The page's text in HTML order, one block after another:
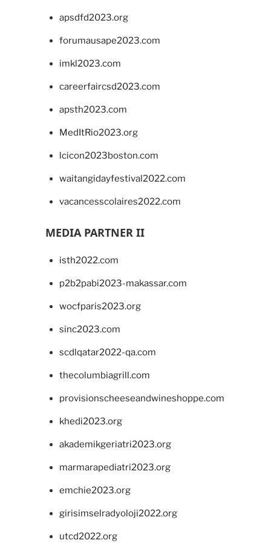
apsdfd2023.org
forumausape2023.com
imkl2023.com
careerfaircsd2023.com
apsth2023.com
MedItRio2023.org
lcicon2023boston.com
waitangidayfestival2022.com
vacancesscolaires2022.com
MEDIA PARTNER II
isth2022.com
p2b2pabi2023-makassar.com
wocfparis2023.org
sinc2023.com
scdlqatar2022-qa.com
thecolumbiagrill.com
provisionscheeseandwineshoppe.com
khedi2023.org
akademikgeriatri2023.org
marmarapediatri2023.org
emchie2023.org
girisimselradyoloji2022.org
utcd2022.org